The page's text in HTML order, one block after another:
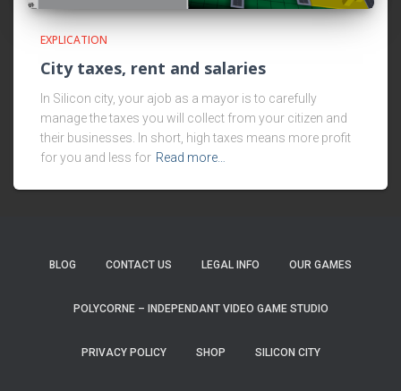
EXPLICATION
City taxes, rent and salaries
In Silicon city, your ajob as a mayor is to carefully
manage the taxes you will collect from your citizen and
their businesses. In short, high taxes means more profit
for you and less for Read more…
BLOG CONTACT US LEGAL INFO OUR GAMES
POLYCORNE – INDEPENDANT VIDEO GAME STUDIO
PRIVACY POLICY SHOP SILICON CITY